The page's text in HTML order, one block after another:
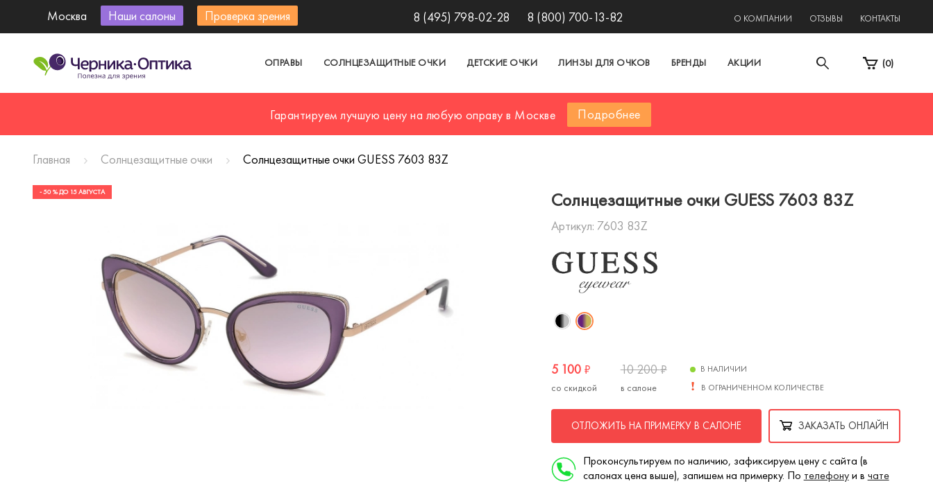
Москва Наши салоны Проверка зрения 8 (495) 798-02-28 8 (800) 700-13-82 О КОМПАНИИ ОТЗЫВЫ КОНТАКТЫ
ОПРАВЫ СОЛНЦЕЗАЩИТНЫЕ ОЧКИ ДЕТСКИЕ ОЧКИ ЛИНЗЫ ДЛЯ ОЧКОВ БРЕНДЫ АКЦИИ (0)
Гарантируем лучшую цену на любую оправу в Москве Подробнее
Главная Солнцезащитные очки Солнцезащитные очки GUESS 7603 83Z
Солнцезащитные очки GUESS 7603 83Z
Артикул: 7603 83Z
5 100 ₽
со скидкой
10 200₽
в салоне
В НАЛИЧИИ
В ОГРАНИЧЕННОМ КОЛИЧЕСТВЕ
ОТЛОЖИТЬ НА ПРИМЕРКУ В САЛОНЕ ЗАКАЗАТЬ ОНЛАЙН
Проконсультируем по наличию, зафиксируем цену с сайта (в
салонах цена выше), запишем на примерку. По телефонуи в чате
- 50 % ДО 15 АВГУСТА